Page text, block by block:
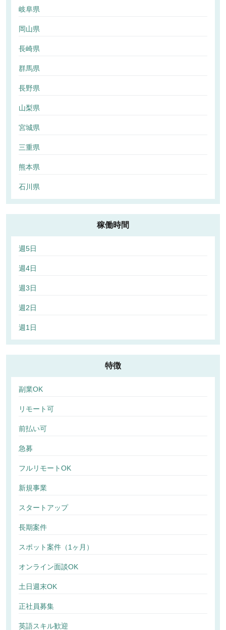
岐阜県
岡山県
長崎県
群馬県
長野県
山梨県
宮城県
三重県
熊本県
石川県
稼働時間
週5日
週4日
週3日
週2日
週1日
特徴
副業OK
リモート可
前払い可
急募
フルリモートOK
新規事業
スタートアップ
長期案件
スポット案件（1ヶ月）
オンライン面談OK
土日週末OK
正社員募集
英語スキル歓迎